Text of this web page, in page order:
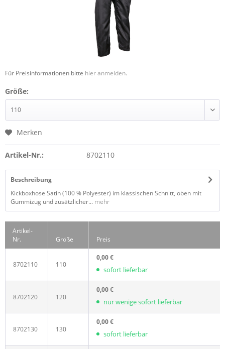
Für Preisinformationen bitte hier anmelden.
Größe:
Merken
Artikel-Nr.: 8702110
Beschreibung
Kickboxhose Satin (100 % Polyester) im klassischen Schnitt, oben mit
Gummizug und zusätzlicher... mehr
Artikel-
Nr.
Größe Preis
8702110 110
0,00 €
sofort lieferbar
8702120 120
0,00 €
nur wenige sofort lieferbar
8702130 130
0,00 €
sofort lieferbar